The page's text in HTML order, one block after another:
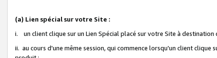
(a) Lien spécial sur votre Site :
i. un client clique sur un Lien Spécial placé sur votre Site à destination
ii. au cours d'une même session, qui commence lorsqu'un client